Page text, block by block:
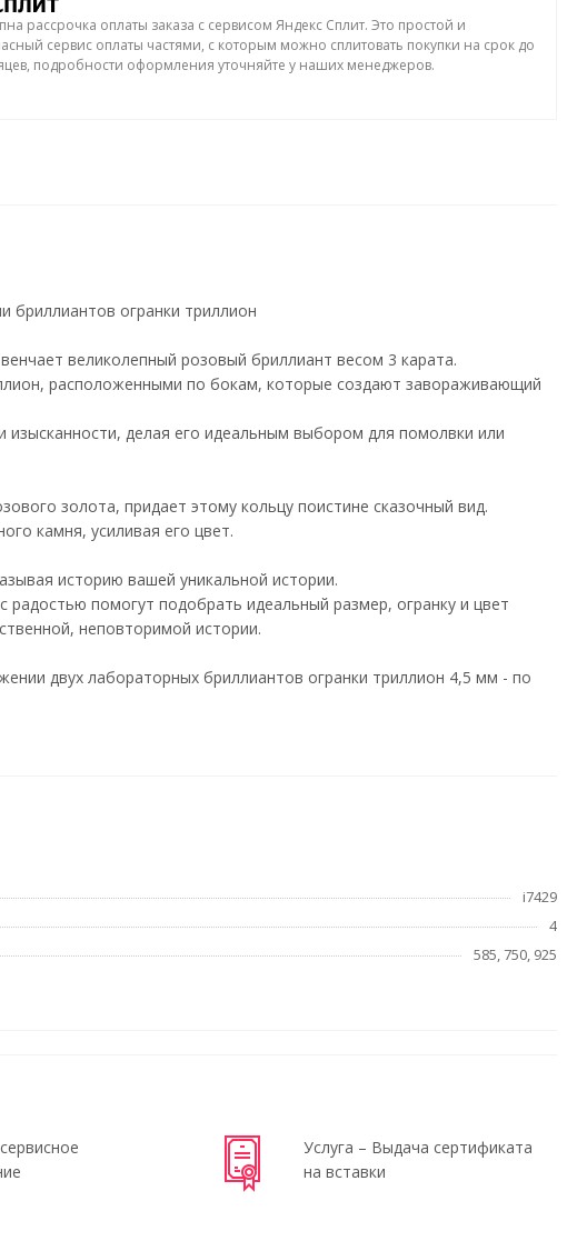
рассрочка оплаты заказа с сервисом Яндекс Сплит. Это простой и
сервис оплаты частями, с которым можно сплитовать покупки на срок до
подробности оформления уточняйте у наших менеджеров.
бриллиантов огранки триллион
великолепный розовый бриллиант весом 3 карата.
расположенными по бокам, которые создают завораживающий
изысканности, делая его идеальным выбором для помолвки или
золота, придает этому кольцу поистине сказочный вид.
камня, усиливая его цвет.
историю вашей уникальной истории.
помогут подобрать идеальный размер, огранку и цвет
неповторимой истории.
двух лабораторных бриллиантов огранки триллион 4,5 мм - по
i7429
4
585, 750, 925
Услуга – Выдача сертификата
на вставки